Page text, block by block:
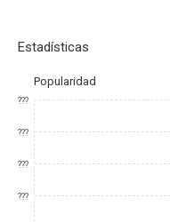
Estadísticas
Popularidad
???
???
???
???